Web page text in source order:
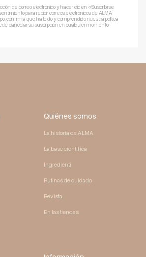
de correo electrónico y hacer clic en «Suscribirse
para recibir correos electrónicos de ALMA
confirma que ha leído y comprendido nuestra política
cancelar su suscripción en cualquier momento.
Quiénes somos
La historia de ALMA
La base científica
Ingredienti
Rutinas de cuidado
Revista
En las tiendas